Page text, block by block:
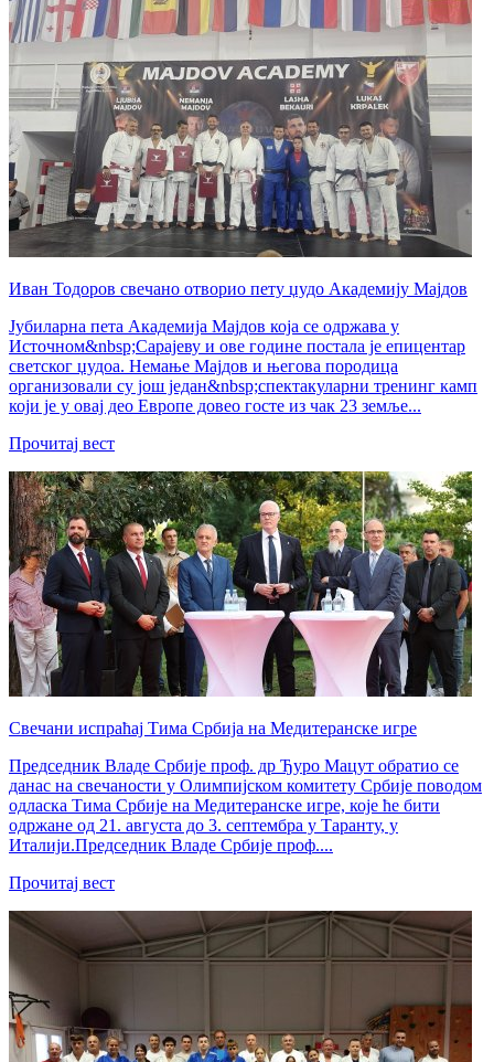
Иван Тодоров свечано отворио пету џудо Академију Мајдов
Јубиларна пета Академија Мајдов која се одржава у
Источном&nbsp;Сарајеву и ове године постала је епицентар
светског џудоа. Немање Мајдов и његова породица
организовали су још један&nbsp;спектакуларни тренинг камп
који је у овај део Европе довео госте из чак 23 земље...
Прочитај вест
Свечани испраћај Тима Србија на Медитеранске игре
Председник Владе Србије проф. др Ђуро Мацут обратио се
данас на свечаности у Олимпијском комитету Србије поводом
одласка Тима Србије на Медитеранске игре, које ће бити
одржане од 21. августа до 3. септембра у Таранту, у
Италији.Председник Владе Србије проф....
Прочитај вест